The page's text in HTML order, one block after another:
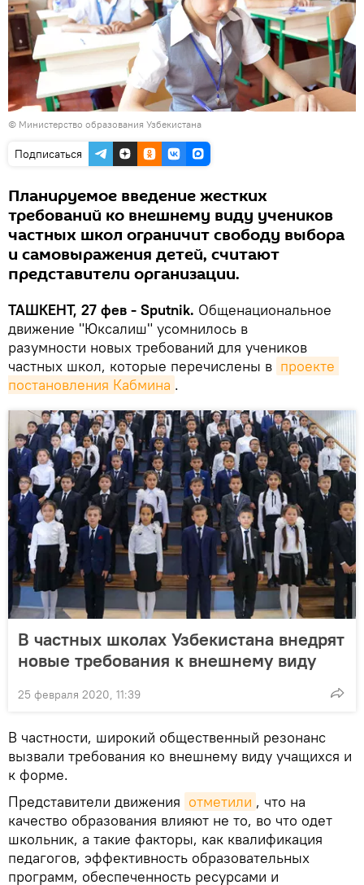
© Министерство образования Узбекистана
Подписаться
Планируемое введение жестких
требований ко внешнему виду учеников
частных школ ограничит свободу выбора
и самовыражения детей, считают
представители организации.
ТАШКЕНТ, 27 фев - Sputnik. Общенациональное
движение "Юксалиш" усомнилось в
разумности новых требований для учеников
частных школ, которые перечислены в проекте
постановления Кабмина .
В частных школах Узбекистана внедрят
новые требования к внешнему виду
25 февраля 2020, 11:39
В частности, широкий общественный резонанс
вызвали требования ко внешнему виду учащихся и
к форме.
Представители движения отметили , что на
качество образования влияют не то, во что одет
школьник, а такие факторы, как квалификация
педагогов, эффективность образовательных
программ, обеспеченность ресурсами и